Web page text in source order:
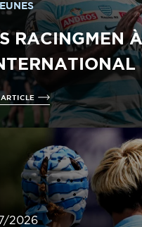
RACINGMEN À
2026